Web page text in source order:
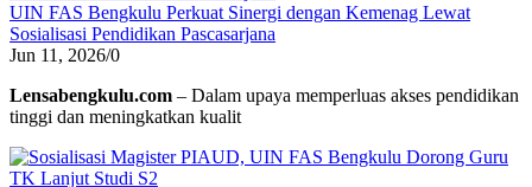
UIN FAS Bengkulu Perkuat Sinergi dengan Kemenag Lewat
Sosialisasi Pendidikan Pascasarjana
Jun 11, 2026/0
Lensabengkulu.com – Dalam upaya memperluas akses pendidikan
tinggi dan meningkatkan kualit